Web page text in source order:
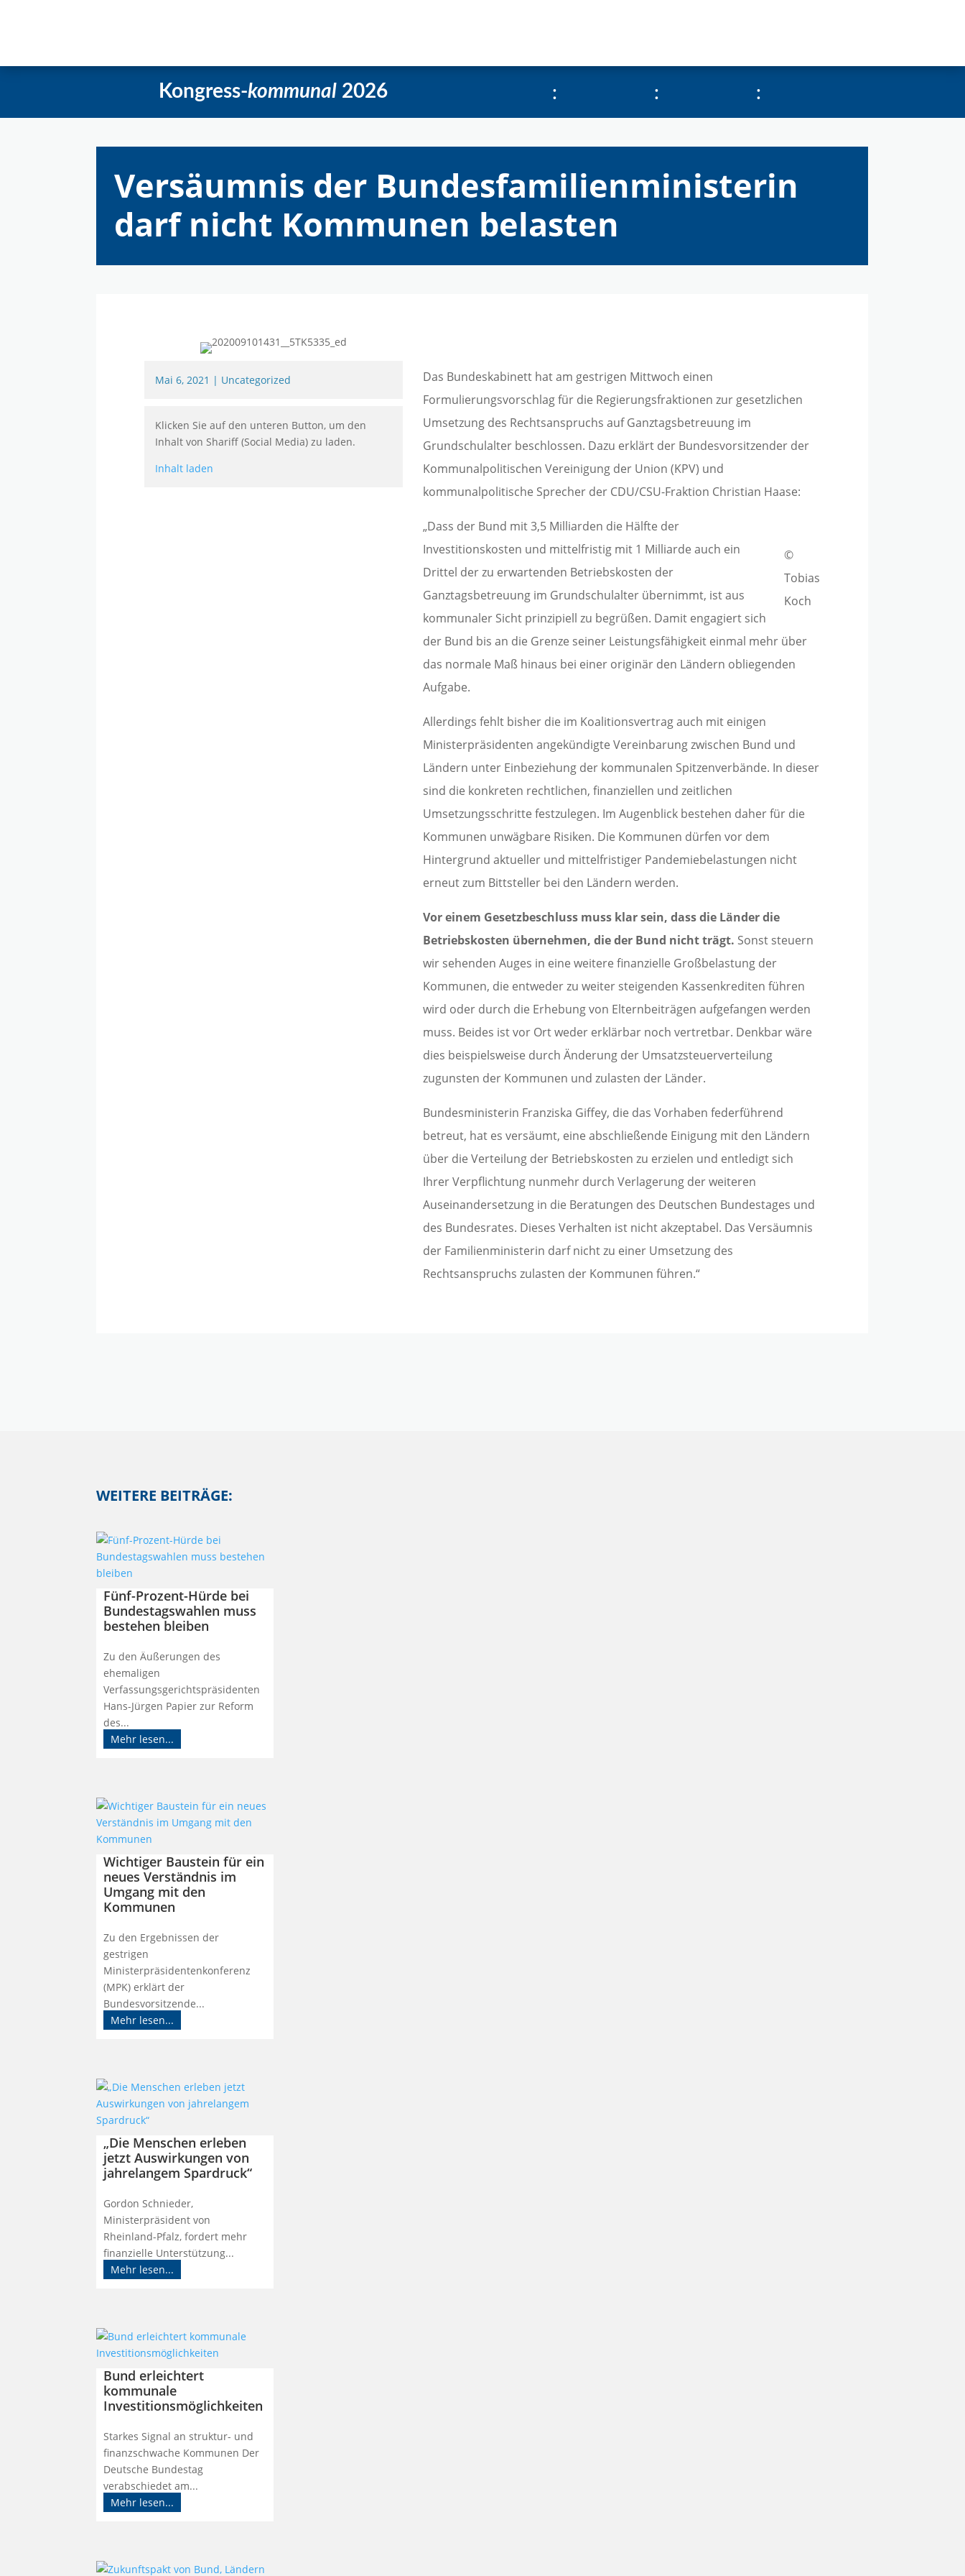
Kongress-kommunal 2026 : : :
Versäumnis der Bundesfamilienministerin
darf nicht Kommunen belasten
Mai 6, 2021 | Uncategorized
Klicken Sie auf den unteren Button, um den
Inhalt von Shariff (Social Media) zu laden.
Inhalt laden
Das Bundeskabinett hat am gestrigen Mittwoch einen
Formulierungsvorschlag für die Regierungsfraktionen zur gesetzlichen
Umsetzung des Rechtsanspruchs auf Ganztagsbetreuung im
Grundschulalter beschlossen. Dazu erklärt der Bundesvorsitzender der
Kommunalpolitischen Vereinigung der Union (KPV) und
kommunalpolitische Sprecher der CDU/CSU-Fraktion Christian Haase:
©
Tobias
Koch
„Dass der Bund mit 3,5 Milliarden die Hälfte der
Investitionskosten und mittelfristig mit 1 Milliarde auch ein
Drittel der zu erwartenden Betriebskosten der
Ganztagsbetreuung im Grundschulalter übernimmt, ist aus
kommunaler Sicht prinzipiell zu begrüßen. Damit engagiert sich
der Bund bis an die Grenze seiner Leistungsfähigkeit einmal mehr über
das normale Maß hinaus bei einer originär den Ländern obliegenden
Aufgabe.
Allerdings fehlt bisher die im Koalitionsvertrag auch mit einigen
Ministerpräsidenten angekündigte Vereinbarung zwischen Bund und
Ländern unter Einbeziehung der kommunalen Spitzenverbände. In dieser
sind die konkreten rechtlichen, finanziellen und zeitlichen
Umsetzungsschritte festzulegen. Im Augenblick bestehen daher für die
Kommunen unwägbare Risiken. Die Kommunen dürfen vor dem
Hintergrund aktueller und mittelfristiger Pandemiebelastungen nicht
erneut zum Bittsteller bei den Ländern werden.
Vor einem Gesetzbeschluss muss klar sein, dass die Länder die
Betriebskosten übernehmen, die der Bund nicht trägt. Sonst steuern
wir sehenden Auges in eine weitere finanzielle Großbelastung der
Kommunen, die entweder zu weiter steigenden Kassenkrediten führen
wird oder durch die Erhebung von Elternbeiträgen aufgefangen werden
muss. Beides ist vor Ort weder erklärbar noch vertretbar. Denkbar wäre
dies beispielsweise durch Änderung der Umsatzsteuerverteilung
zugunsten der Kommunen und zulasten der Länder.
Bundesministerin Franziska Giffey, die das Vorhaben federführend
betreut, hat es versäumt, eine abschließende Einigung mit den Ländern
über die Verteilung der Betriebskosten zu erzielen und entledigt sich
Ihrer Verpflichtung nunmehr durch Verlagerung der weiteren
Auseinandersetzung in die Beratungen des Deutschen Bundestages und
des Bundesrates. Dieses Verhalten ist nicht akzeptabel. Das Versäumnis
der Familienministerin darf nicht zu einer Umsetzung des
Rechtsanspruchs zulasten der Kommunen führen.“
WEITERE BEITRÄGE:
Fünf-Prozent-Hürde bei
Bundestagswahlen muss
bestehen bleiben
Zu den Äußerungen des
ehemaligen
Verfassungsgerichtspräsidenten
Hans-Jürgen Papier zur Reform
des...
Mehr lesen...
Wichtiger Baustein für ein
neues Verständnis im
Umgang mit den
Kommunen
Zu den Ergebnissen der
gestrigen
Ministerpräsidentenkonferenz
(MPK) erklärt der
Bundesvorsitzende...
Mehr lesen...
„Die Menschen erleben
jetzt Auswirkungen von
jahrelangem Spardruck“
Gordon Schnieder,
Ministerpräsident von
Rheinland-Pfalz, fordert mehr
finanzielle Unterstützung...
Mehr lesen...
Bund erleichtert
kommunale
Investitionsmöglichkeiten
Starkes Signal an struktur- und
finanzschwache Kommunen Der
Deutsche Bundestag
verabschiedet am...
Mehr lesen...